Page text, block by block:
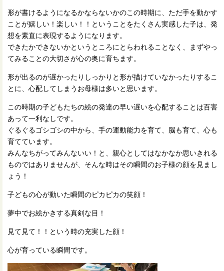
形が書けるようになるかならないかのこの時期に、ただ手を動かす
ことが嬉しい！楽しい！！ということをたくさん実感した子は、発
想を素直に表現するようになります。
できたかできないかというところにとらわれることなく、まずやっ
てみることの大切さが心の奥に育ちます。
形が出るのが遅かったりしっかりと形が描けていなかったりするこ
とに、心配してしまうお母様は多いと思います。
この時期の子どもたちの絵の発達の早い遅いを心配することは百害
あって一利なしです。
ぐるぐるゴシゴシの中から、手の運動能力を育て、脳も育て、心も
育てています。
みんなちがってみんないい！と、親心としてはなかなか思いきれる
ものではありませんが、そんな時はその瞬間のお子様の顔を見まし
ょう！
子どもの心が動いた瞬間のピカピカの笑顔！
夢中でお絵かきする真剣な目！
見て見て！！という時の充実した顔！
心が育っている瞬間です。